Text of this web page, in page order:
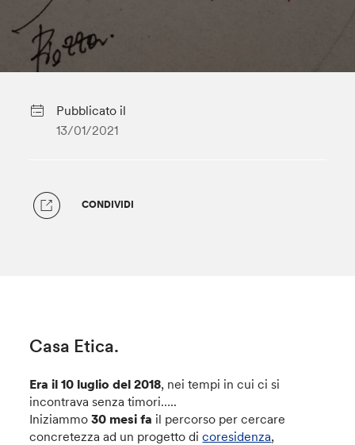
Pubblicato il
13/01/2021
CONDIVIDI
Casa Etica.
Era il 10 luglio del 2018, nei tempi in cui ci si
incontrava senza timori…..
Iniziammo30 mesi fa il percorso per cercare
concretezza ad un progetto dicoresidenza,